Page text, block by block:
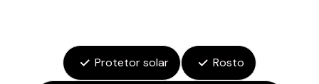
Protetor solar Rosto